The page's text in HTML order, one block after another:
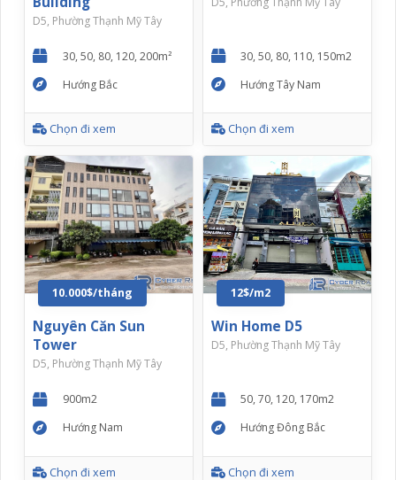
D5, Phường Thạnh Mỹ Tây
30, 50, 80, 120, 200m²
Hướng Bắc
Chọn đi xem
30, 50, 80, 110, 150m2
Hướng Tây Nam
Chọn đi xem
10.000$/tháng
Nguyên Căn Sun
Tower
D5, Phường Thạnh Mỹ Tây
900m2
Hướng Nam
Chọn đi xem
12$/m2
Win Home D5
D5, Phường Thạnh Mỹ Tây
50, 70, 120, 170m2
Hướng Đông Bắc
Chọn đi xem